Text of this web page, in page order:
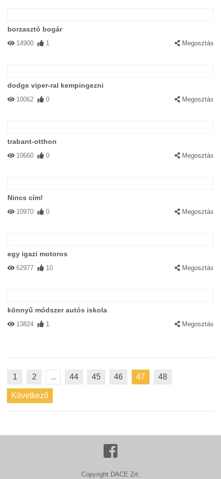
borzasztó bogár
14900 1 Megosztás
dodge viper-ral kempingezni
10062 0 Megosztás
trabant-otthon
10660 0 Megosztás
Nincs cím!
10970 0 Megosztás
egy igazi motoros
62977 10 Megosztás
könnyű módszer autós iskola
13824 1 Megosztás
1 2 ... 44 45 46 47 48
Következő
Copyright DACE Zrt.